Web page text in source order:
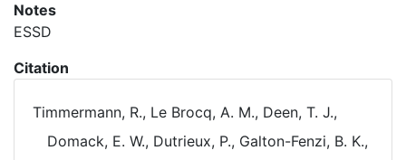
Notes
ESSD
Citation
Timmermann, R., Le Brocq, A. M., Deen, T. J.,
Domack, E. W., Dutrieux, P., Galton-Fenzi, B. K.,